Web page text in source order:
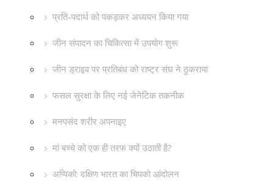
प्रति-पदार्थ को पकड़कर अध्ययन किया गया
जीन संपादन का चिकित्सा में उपयोग शुरू
जीन ड्राइव पर प्रतिबंध को राष्ट्र संघ ने ठुकराया
फसल सुरक्षा के लिए नई जेनेटिक तकनीक
मनपसंद शरीर अपनाइए
मां बच्चे को एक ही तरफ क्यों उठाती है?
अप्पिको: दक्षिण भारत का चिपको आंदोलन